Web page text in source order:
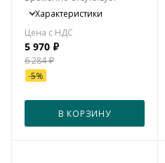
Характеристики
5 970 ₽
6 284₽
-5%
В КОРЗИНУ